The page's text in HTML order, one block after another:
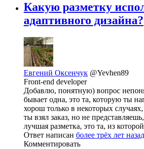
Какую разметку
адаптивного дизайна?
Евгений Оксенчук @Yevhen89
Front-end developer
Добавлю, понятную) вопрос
бывает одна, это та, которую ты
хорош только в некоторых
ты взял заказ, но не
лучшая разметка, это та, из
Ответ написан более трёх лет назад
Комментировать